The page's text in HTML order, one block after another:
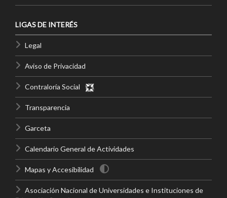
LIGAS DE INTERÉS
Legal
Aviso de Privacidad
Contraloría Social
Transparencia
Garceta
Calendario General de Actividades
Mapas y Accesibilidad
Asociación Nacional de Universidades e Instituciones de